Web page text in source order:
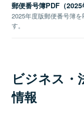
郵便番号簿PDF（2025
2025年度版郵便番号簿
す。
ビジネス・
情報